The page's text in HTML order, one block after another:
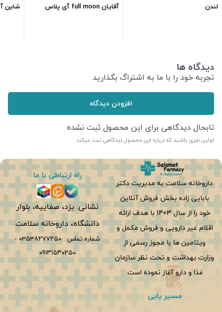
لندن
آقایان full moon آی پلاس
شاین آمور
دیدگاه ها
تجربه خود را با ما به اشتراگ بگذارید
افزودن دیدگاه
تابحال دیدگاهی برای این محصول ثبت نشده
اولین نفری باشید که درباره این محصول دیدگاهی ثبت میکند
داروخانه سلامت به مدیریت دکتر
بابایی زاده بخش فروش آنلاین
خود را از سال 1403 با هدف ارائه
اقلام غیر دارویی و فروش مکمل و
ویتامین ها با مجوز رسمی از
وزارت بهداشت و تحت نظر سازمان
غذا و دارو آغاز نموده است.
راه ارتباطی با ما
نشانی: یزد، صفاییه، بلوار
دانشگاه، داروخانه سلامت
شماره تماس :0353۸۲۷۷۲۵۰ -
۰۹۱۳۱۵۳۰۲۵۰
مسیر یابی